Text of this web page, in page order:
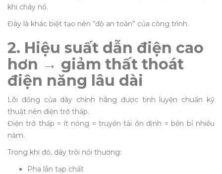
khi cháy nổ.
Đây là khác biệt tạo nên “độ an toàn” của công trình.
2. Hiệu suất dẫn điện cao
hơn → giảm thất thoát
điện năng lâu dài
Lõi đồng của dây chính hãng được tinh luyện chuẩn kỹ
thuật nên điện trở thấp.
Điện trở thấp = ít nóng = truyền tải ổn định = bền bỉ nhiều
năm.
Trong khi đó, dây trôi nổi thường:
Pha lẫn tạp chất